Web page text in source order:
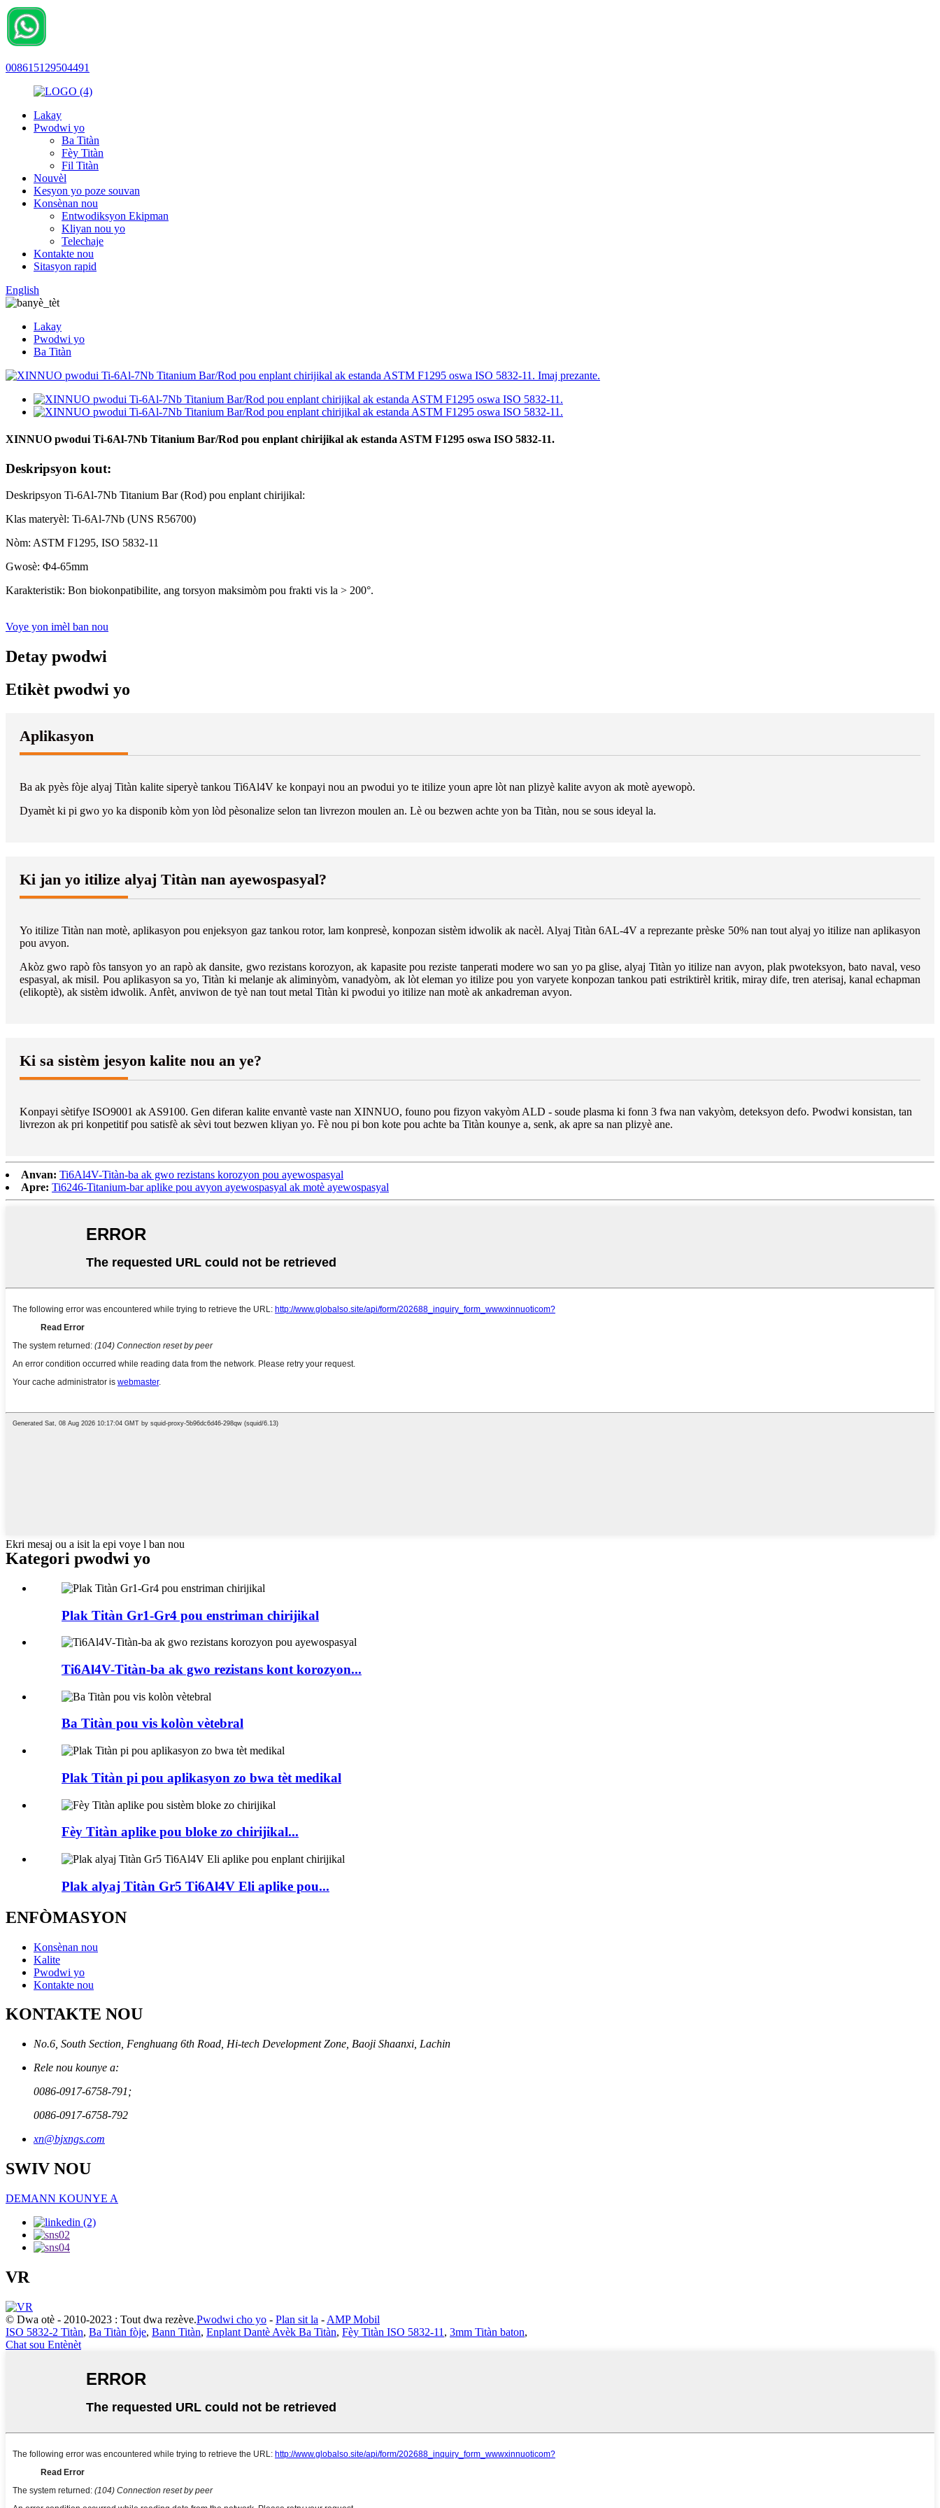
008615129504491
Lakay
Pwodwi yo
Ba Titàn
Fèy Titàn
Fil Titàn
Nouvèl
Kesyon yo poze souvan
Konsènan nou
Entwodiksyon Ekipman
Kliyan nou yo
Telechaje
Kontakte nou
Sitasyon rapid
English
Lakay
Pwodwi yo
Ba Titàn
XINNUO pwodui Ti-6Al-7Nb Titanium Bar/Rod pou enplant chirijikal ak estanda ASTM F1295 oswa ISO 5832-11.
Deskripsyon kout:
Deskripsyon Ti-6Al-7Nb Titanium Bar (Rod) pou enplant chirijikal:
Klas materyèl: Ti-6Al-7Nb (UNS R56700)
Nòm: ASTM F1295, ISO 5832-11
Gwosè: Φ4-65mm
Karakteristik: Bon biokonpatibilite, ang torsyon maksimòm pou frakti vis la > 200°.
Voye yon imèl ban nou
Detay pwodwi
Etikèt pwodwi yo
Aplikasyon
Ba ak pyès fòje alyaj Titàn kalite siperyè tankou Ti6Al4V ke konpayi nou an pwodui yo te itilize youn apre lòt nan plizyè kalite avyon ak motè ayewopò.
Dyamèt ki pi gwo yo ka disponib kòm yon lòd pèsonalize selon tan livrezon moulen an. Lè ou bezwen achte yon ba Titàn, nou se sous ideyal la.
Ki jan yo itilize alyaj Titàn nan ayewospasyal?
Yo itilize Titàn nan motè, aplikasyon pou enjeksyon gaz tankou rotor, lam konpresè, konpozan sistèm idwolik ak nacèl. Alyaj Titàn 6AL-4V a reprezante prèske 50% nan tout alyaj yo itilize nan aplikasyon
pou avyon.
Akòz gwo rapò fòs tansyon yo an rapò ak dansite, gwo rezistans korozyon, ak kapasite pou reziste tanperati modere wo san yo pa glise, alyaj Titàn yo itilize nan avyon, plak pwoteksyon, bato naval, veso
espasyal, ak misil. Pou aplikasyon sa yo, Titàn ki melanje ak aliminyòm, vanadyòm, ak lòt eleman yo itilize pou yon varyete konpozan tankou pati estriktirèl kritik, miray dife, tren aterisaj, kanal echapman
(elikoptè), ak sistèm idwolik. Anfèt, anviwon de tyè nan tout metal Titàn ki pwodui yo itilize nan motè ak ankadreman avyon.
Ki sa sistèm jesyon kalite nou an ye?
Konpayi sètifye ISO9001 ak AS9100. Gen diferan kalite envantè vaste nan XINNUO, founo pou fizyon vakyòm ALD - soude plasma ki fonn 3 fwa nan vakyòm, deteksyon defo. Pwodwi konsistan, tan
livrezon ak pri konpetitif pou satisfè ak sèvi tout bezwen kliyan yo. Fè nou pi bon kote pou achte ba Titàn kounye a, senk, ak apre sa nan plizyè ane.
Anvan: Ti6Al4V-Titàn-ba ak gwo rezistans korozyon pou ayewospasyal
Apre: Ti6246-Titanium-bar aplike pou avyon ayewospasyal ak motè ayewospasyal
Ekri mesaj ou a isit la epi voye l ban nou
Kategori pwodwi yo
Plak Titàn Gr1-Gr4 pou enstriman chirijikal
Ti6Al4V-Titàn-ba ak gwo rezistans kont korozyon...
Ba Titàn pou vis kolòn vètebral
Plak Titàn pi pou aplikasyon zo bwa tèt medikal
Fèy Titàn aplike pou bloke zo chirijikal...
Plak alyaj Titàn Gr5 Ti6Al4V Eli aplike pou...
ENFÒMASYON
Konsènan nou
Kalite
Pwodwi yo
Kontakte nou
KONTAKTE NOU
No.6, South Section, Fenghuang 6th Road, Hi-tech Development Zone, Baoji Shaanxi, Lachin
Rele nou kounye a:
0086-0917-6758-791;
0086-0917-6758-792
xn@bjxngs.com
SWIV NOU
DEMANN KOUNYE A
VR
© Dwa otè - 2010-2023 : Tout dwa rezève.Pwodwi cho yo - Plan sit la - AMP Mobil
ISO 5832-2 Titàn, Ba Titàn fòje, Bann Titàn, Enplant Dantè Avèk Ba Titàn, Fèy Titàn ISO 5832-11 , 3mm Titàn baton,
Chat sou Entènèt